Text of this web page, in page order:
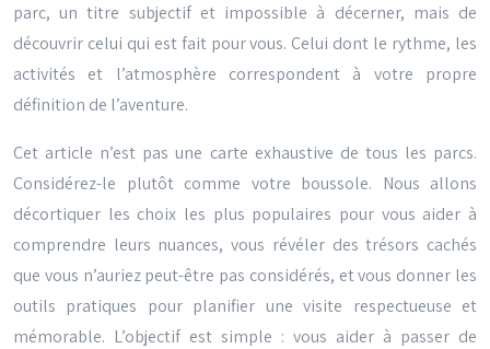
parc, un titre subjectif et impossible à décerner, mais de
découvrir celui qui est fait pour vous. Celui dont le rythme, les
activités et l’atmosphère correspondent à votre propre
définition de l’aventure.
Cet article n’est pas une carte exhaustive de tous les parcs.
Considérez-le plutôt comme votre boussole. Nous allons
décortiquer les choix les plus populaires pour vous aider à
comprendre leurs nuances, vous révéler des trésors cachés
que vous n’auriez peut-être pas considérés, et vous donner les
outils pratiques pour planifier une visite respectueuse et
mémorable. L’objectif est simple : vous aider à passer de